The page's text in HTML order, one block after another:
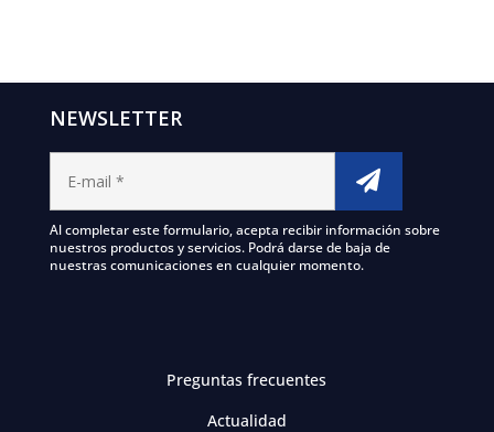
NEWSLETTER
Al completar este formulario, acepta recibir información sobre
nuestros productos y servicios. Podrá darse de baja de
nuestras comunicaciones en cualquier momento.
Preguntas frecuentes
Actualidad